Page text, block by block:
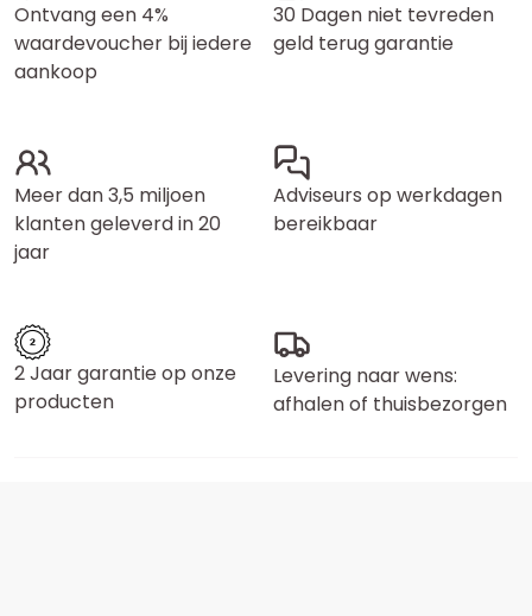
Ontvang een 4%
waardevoucher bij iedere
aankoop
30 Dagen niet tevreden
geld terug garantie
Meer dan 3,5 miljoen
klanten geleverd in 20
jaar
Adviseurs op werkdagen
bereikbaar
2 Jaar garantie op onze
producten
Levering naar wens:
afhalen of thuisbezorgen